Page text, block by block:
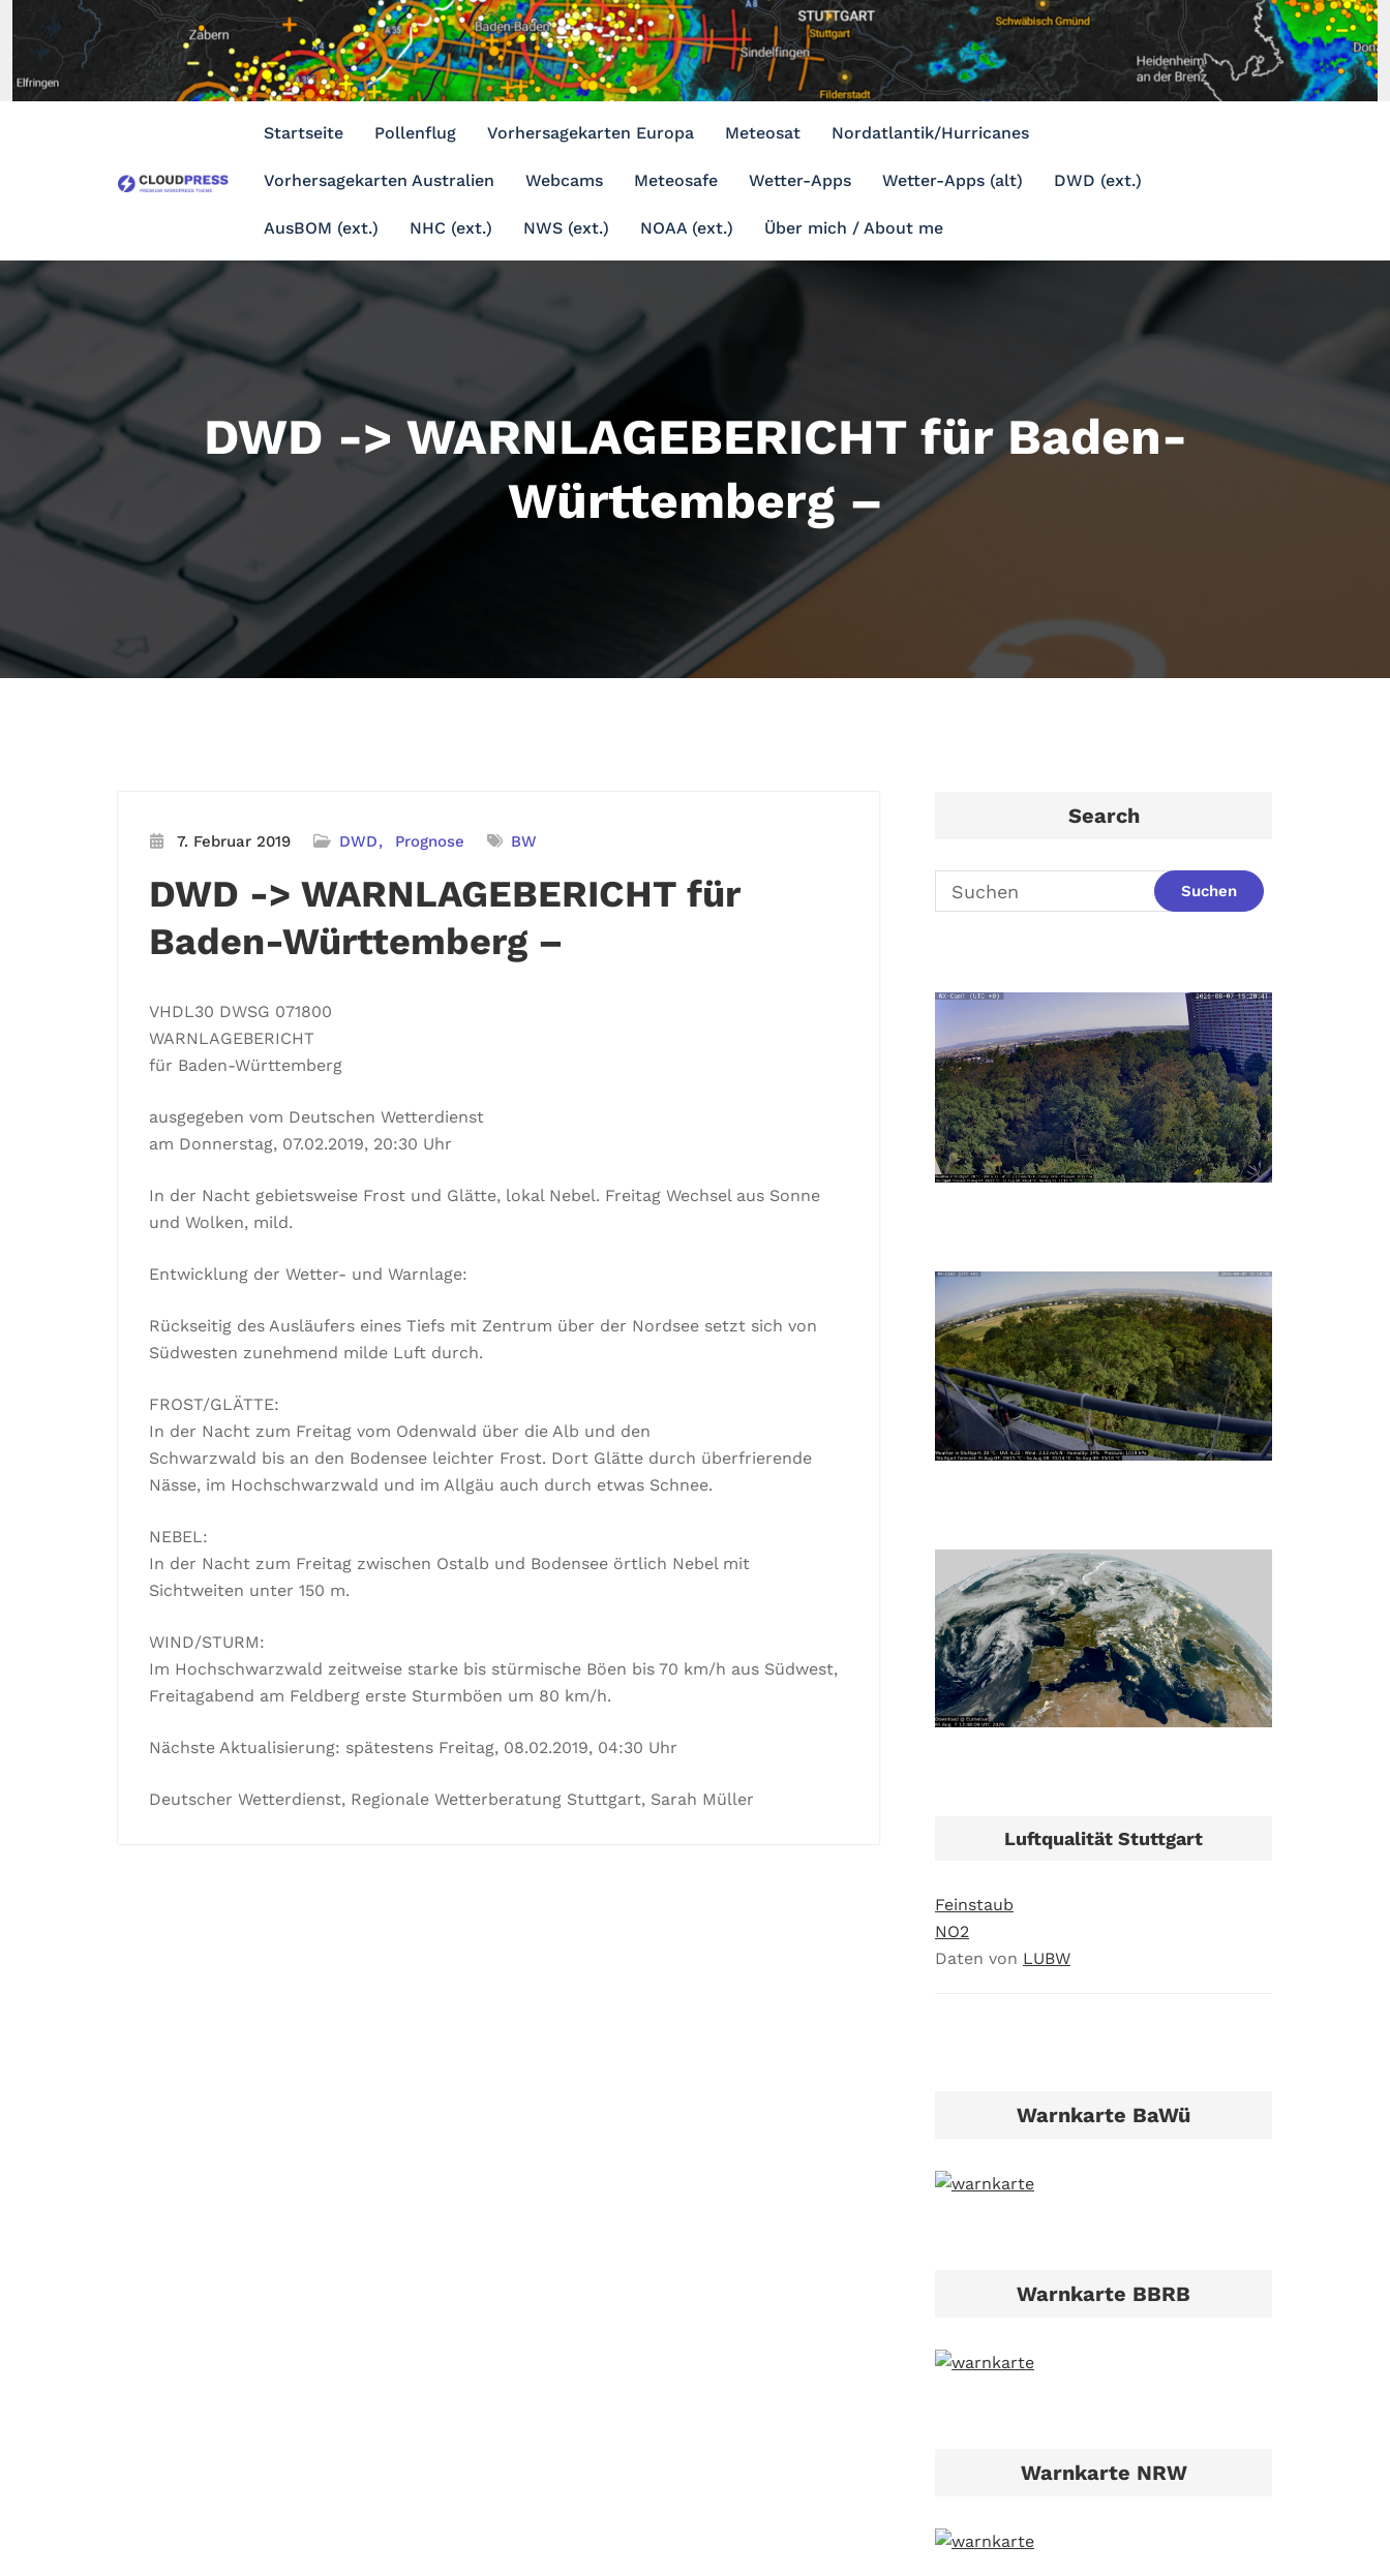
Inhalt
springen
Startseite Pollenflug Vorhersagekarten Europa Meteosat Nordatlantik/Hurricanes
Vorhersagekarten Australien Webcams Meteosafe Wetter-Apps Wetter-Apps (alt) DWD (ext.)
AusBOM (ext.) NHC (ext.) NWS (ext.) NOAA (ext.) Über mich / About me
DWD -> WARNLAGEBERICHT für Baden-
Württemberg –
7. Februar 2019 DWD Prognose BW
DWD -> WARNLAGEBERICHT für
Baden-Württemberg –
VHDL30 DWSG 071800
WARNLAGEBERICHT
für Baden-Württemberg
ausgegeben vom Deutschen Wetterdienst
am Donnerstag, 07.02.2019, 20:30 Uhr
In der Nacht gebietsweise Frost und Glätte, lokal Nebel. Freitag Wechsel aus Sonne
und Wolken, mild.
Entwicklung der Wetter- und Warnlage:
Rückseitig des Ausläufers eines Tiefs mit Zentrum über der Nordsee setzt sich von
Südwesten zunehmend milde Luft durch.
FROST/GLÄTTE:
In der Nacht zum Freitag vom Odenwald über die Alb und den
Schwarzwald bis an den Bodensee leichter Frost. Dort Glätte durch überfrierende
Nässe, im Hochschwarzwald und im Allgäu auch durch etwas Schnee.
NEBEL:
In der Nacht zum Freitag zwischen Ostalb und Bodensee örtlich Nebel mit
Sichtweiten unter 150 m.
WIND/STURM:
Im Hochschwarzwald zeitweise starke bis stürmische Böen bis 70 km/h aus Südwest,
Freitagabend am Feldberg erste Sturmböen um 80 km/h.
Nächste Aktualisierung: spätestens Freitag, 08.02.2019, 04:30 Uhr
Deutscher Wetterdienst, Regionale Wetterberatung Stuttgart, Sarah Müller
Search
Luftqualität Stuttgart
Feinstaub
NO2
Daten von LUBW
Warnkarte BaWü
Warnkarte BBRB
Warnkarte NRW